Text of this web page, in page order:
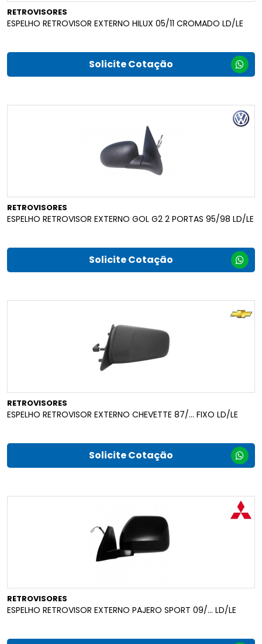
RETROVISORES
ESPELHO RETROVISOR EXTERNO HILUX 05/11 CROMADO LD/LE
Solicite Cotação
RETROVISORES
ESPELHO RETROVISOR EXTERNO GOL G2 2 PORTAS 95/98 LD/LE
Solicite Cotação
RETROVISORES
ESPELHO RETROVISOR EXTERNO CHEVETTE 87/... FIXO LD/LE
Solicite Cotação
RETROVISORES
ESPELHO RETROVISOR EXTERNO PAJERO SPORT 09/... LD/LE